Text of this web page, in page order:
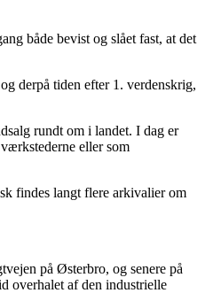
både bevist og slået fast, at det
derpå tiden efter 1. verdenskrig,
rundt om i landet. I dag er
eller som
findes langt flere arkivalier om
på Østerbro, og senere på
overhalet af den industrielle